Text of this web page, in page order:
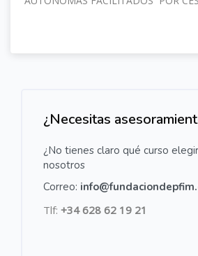
¿Necesitas
¿No tienes claro qué curso
nosotros
Correo:
Tlf: +34 628 62 19 21